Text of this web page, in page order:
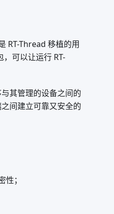
RT-Thread 移植的用
可以让运行 RT-
其管理的设备之间的
间建立可靠又安全的
；